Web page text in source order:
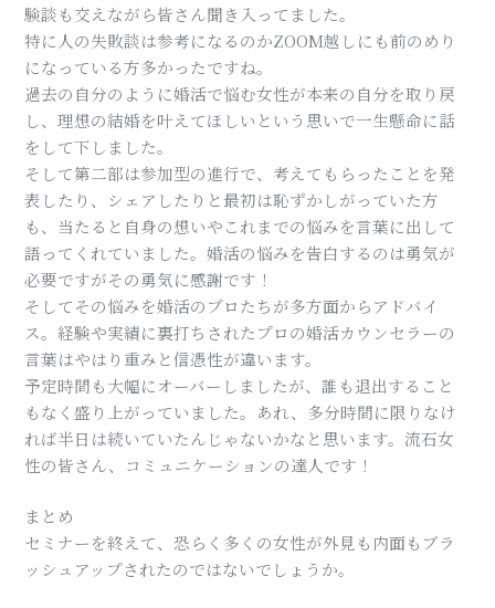
験談も交えながら皆さん聞き入ってました。
特に人の失敗談は参考になるのかZOOM越しにも前のめり
になっている方多かったですね。
過去の自分のように婚活で悩む女性が本来の自分を取り戻
し、理想の結婚を叶えてほしいという思いで一生懸命に話
をして下しました。
そして第二部は参加型の進行で、考えてもらったことを発
表したり、シェアしたりと最初は恥ずかしがっていた方
も、当たると自身の想いやこれまでの悩みを言葉に出して
語ってくれていました。婚活の悩みを告白するのは勇気が
必要ですがその勇気に感謝です！
そしてその悩みを婚活のプロたちが多方面からアドバイ
ス。経験や実績に裏打ちされたプロの婚活カウンセラーの
言葉はやはり重みと信憑性が違います。
予定時間も大幅にオーバーしましたが、誰も退出すること
もなく盛り上がっていました。あれ、多分時間に限りなけ
れば半日は続いていたんじゃないかなと思います。流石女
性の皆さん、コミュニケーションの達人です！
まとめ
セミナーを終えて、恐らく多くの女性が外見も内面もブラ
ッシュアップされたのではないでしょうか。